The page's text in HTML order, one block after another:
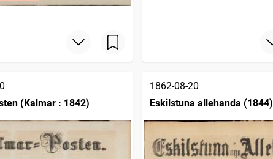
(Kalmar : 1842)
1862-08-20
Eskilstuna allehanda (1844)